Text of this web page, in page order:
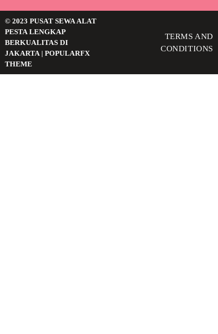
© 2023 PUSAT SEWA ALAT
PESTA LENGKAP
BERKUALITAS DI
JAKARTA | POPULARFX
THEME
TERMS AND
CONDITIONS